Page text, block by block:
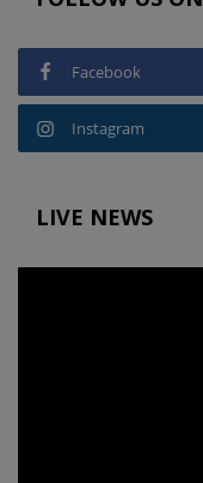
Facebook
Instagram
LIVE NEWS